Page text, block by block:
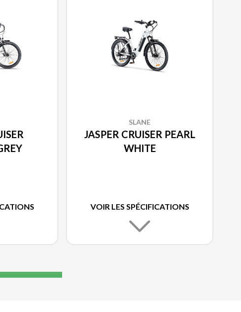
SLANE
JASPER CRUISER PEARL
WHITE
VOIR LES SPÉCIFICATIONS